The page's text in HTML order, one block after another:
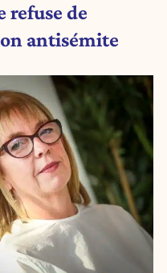
refuse de
antisémite